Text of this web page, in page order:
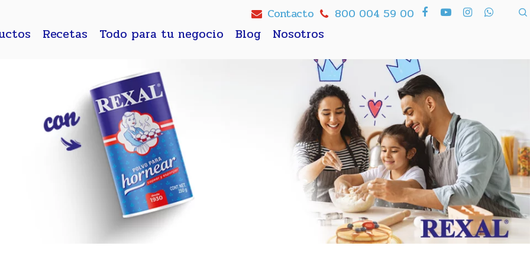
Recetas Todo para tu negocio Blog Nosotros
Contacto 800 004 59 00